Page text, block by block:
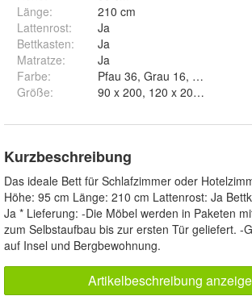
Länge:
210 cm
Lattenrost:
Ja
Bettkasten:
Ja
Matratze:
Ja
Farbe:
Größe:
Kurzbeschreibung
Das ideale Bett für Schlafzimmer oder
Höhe: 95 cm Länge: 210 cm Lattenrost: Ja
Ja * Lieferung: -Die Möbel werden in Paketen
zum Selbstaufbau bis zur ersten Tür geliefert. -
auf Insel und Bergbewohnung.
Artikelbeschreibung